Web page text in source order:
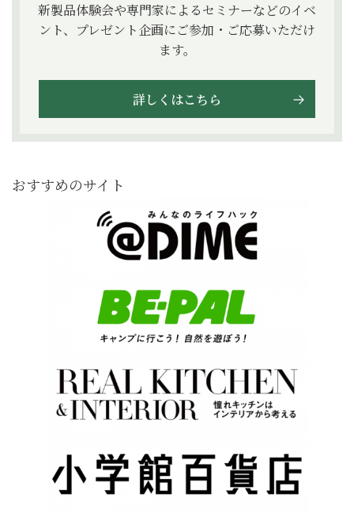
新製品体験会や専門家によるセミナーなどのイベ
ント、プレゼント企画にご参加・ご応募いただけ
ます。
詳しくはこちら
おすすめのサイト